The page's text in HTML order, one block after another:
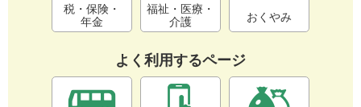
税・保険・
年金
福祉・医療・
介護
おくやみ
よく利用するページ